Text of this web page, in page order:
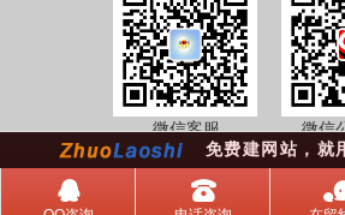
微信客服 微信公
免费建网站，就
󰇇 󰇯